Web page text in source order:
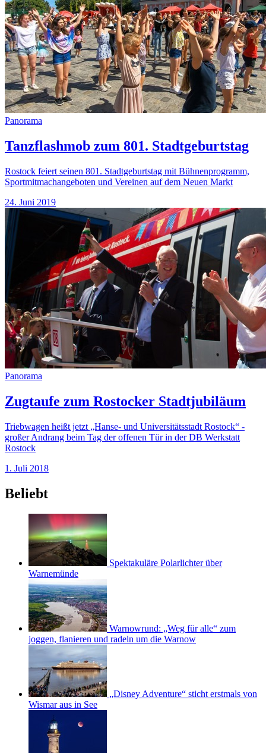
Panorama
Tanzflashmob zum 801. Stadtgeburtstag
Rostock feiert seinen 801. Stadtgeburtstag mit Bühnenprogramm,
Sportmitmachangeboten und Vereinen auf dem Neuen Markt
24. Juni 2019
Panorama
Zugtaufe zum Rostocker Stadtjubiläum
Triebwagen heißt jetzt „Hanse- und Universitätsstadt Rostock“ -
großer Andrang beim Tag der offenen Tür in der DB Werkstatt
Rostock
1. Juli 2018
Beliebt
Spektakuläre Polarlichter über
Warnemünde
Warnowrund: „Weg für alle“ zum
joggen, flanieren und radeln um die Warnow
„Disney Adventure“ sticht erstmals von
Wismar aus in See